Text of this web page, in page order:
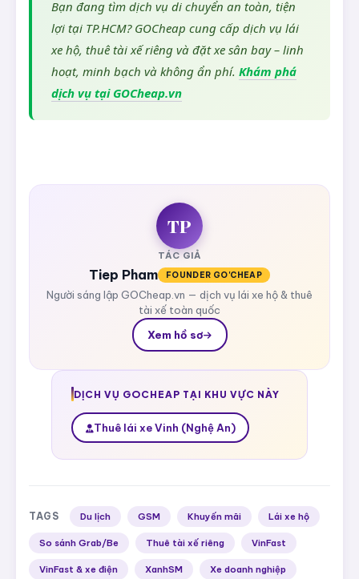
Bạn đang tìm dịch vụ di chuyển an toàn, tiện
lợi tại TP.HCM? GOCheap cung cấp dịch vụ lái
xe hộ, thuê tài xế riêng và đặt xe sân bay – linh
hoạt, minh bạch và không ẩn phí. Khám phá
dịch vụ tại GOCheap.vn
TP
TÁC GIẢ
Tiep Pham FOUNDER GO'CHEAP
Người sáng lập GOCheap.vn — dịch vụ lái xe hộ & thuê
tài xế toàn quốc
Xem hồ sơ
DỊCH VỤ GOCHEAP TẠI KHU VỰC NÀY
Thuê lái xe Vinh (Nghệ An)
TAGS Du lịch GSM Khuyến mãi Lái xe hộ
So sánh Grab/Be Thuê tài xế riêng VinFast
VinFast & xe điện XanhSM Xe doanh nghiệp